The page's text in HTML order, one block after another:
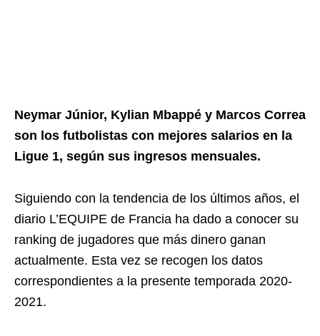
Neymar Júnior, Kylian Mbappé y Marcos Correa
son los futbolistas con mejores salarios en la
Ligue 1, según sus ingresos mensuales.
Siguiendo con la tendencia de los últimos años, el
diario L’EQUIPE de Francia ha dado a conocer su
ranking de jugadores que más dinero ganan
actualmente. Esta vez se recogen los datos
correspondientes a la presente temporada 2020-
2021.